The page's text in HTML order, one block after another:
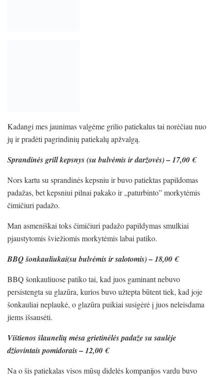
Kadangi mes jaunimas valgėme grilio patiekalus tai norėčiau nuo
jų ir pradėti pagrindinių patiekalų apžvalgą.
Sprandinės grill kepsnys (su bulvėmis ir daržovės) – 17,00 €
Nors kartu su sprandinės kepsniu ir buvo patiektas papildomas
padažas, bet kepsniui pilnai pakako ir „paturbinto” morkytėmis
čimičiuri padažo.
Man asmeniškai toks čimičiuri padažo papildymas smulkiai
pjaustytomis šviežiomis morkytėmis labai patiko.
BBQ šonkauliukai(su bulvėmis ir salotomis) – 18,00 €
BBQ šonkauliuose patiko tai, kad juos gaminant nebuvo
persistengta su glazūra, kurios buvo užtepta būtent tiek, kad joje
šonkauliai neplaukė, o glazūra puikiai susigėrė į juos neleisdama
jiems išsausėti.
Vištienos šlaunelių mėsa grietinėlės padaže su saulėje
džiovintais pomidorais – 12,00 €
Na o šis patiekalas visos mūsų didelės kompanijos vardu buvo